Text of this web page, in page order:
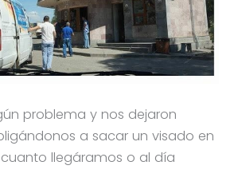
problema y nos dejaron
a sacar un visado en
llegáramos o al día